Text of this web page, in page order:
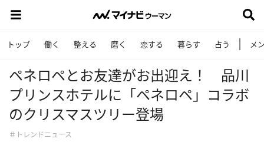
トップ 働く 整える 磨く 恋する 暮らす 占う メ
ペネロペとお友達がお出迎え！ 品川
プリンスホテルに「ペネロペ」コラボ
のクリスマスツリー登場
＃トレンドニュース